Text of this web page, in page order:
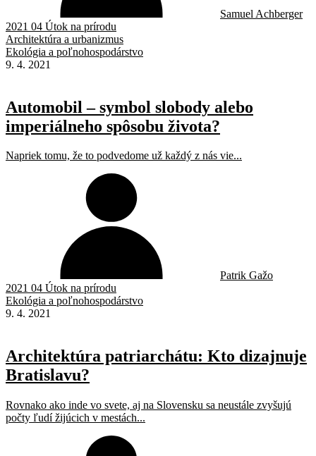
Samuel Achberger
2021 04 Útok na prírodu
Architektúra a urbanizmus
Ekológia a poľnohospodárstvo
9. 4. 2021
Automobil – symbol slobody alebo
imperiálneho spôsobu života?
Napriek tomu, že to podvedome už každý z nás vie...
Patrik Gažo
2021 04 Útok na prírodu
Ekológia a poľnohospodárstvo
9. 4. 2021
Architektúra patriarchátu: Kto dizajnuje
Bratislavu?
Rovnako ako inde vo svete, aj na Slovensku sa neustále zvyšujú
počty ľudí žijúcich v mestách...